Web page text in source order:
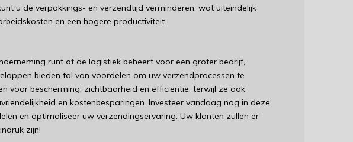
u de verpakkings- en verzendtijd verminderen, wat uiteindelijk
en een hogere productiviteit.
runt of de logistiek beheert voor een groter bedrijf,
bieden tal van voordelen om uw verzendprocessen te
voor bescherming, zichtbaarheid en efficiëntie, terwijl ze ook
en kostenbesparingen. Investeer vandaag nog in deze
en optimaliseer uw verzendingservaring. Uw klanten zullen er
zijn!